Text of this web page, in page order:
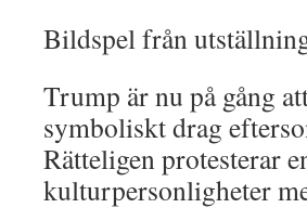
Bildspel från
Trump är nu på gång
symboliskt drag
Rätteligen protesterar
kulturpersonligheter